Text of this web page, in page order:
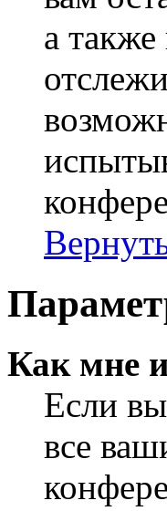
а
Как мне
Если
все